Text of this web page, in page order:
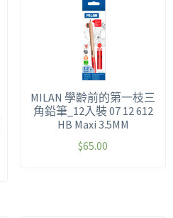
MILAN 學齡前的第一枝三
角鉛筆_12入裝 07 12 612
HB Maxi 3.5MM
$65.00